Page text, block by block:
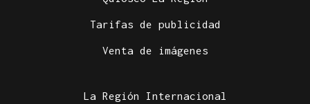
Tarifas de publicidad
Venta de imágenes
La Región Internacional